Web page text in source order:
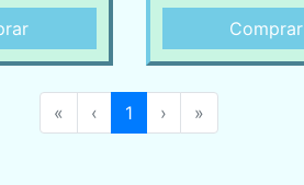
Comprar
« ‹ 1 › »